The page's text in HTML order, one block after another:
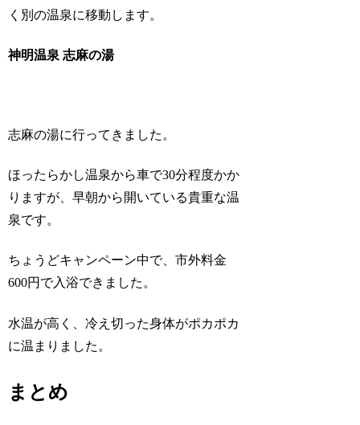
く別の温泉に移動します。
神明温泉 志麻の湯
志麻の湯に行ってきました。
ほったらかし温泉から車で30分程度かか
りますが、早朝から開いている貴重な温
泉です。
ちょうどキャンペーン中で、市外料金
600円で入浴できました。
水温が高く、冷え切った身体がポカポカ
に温まりました。
まとめ